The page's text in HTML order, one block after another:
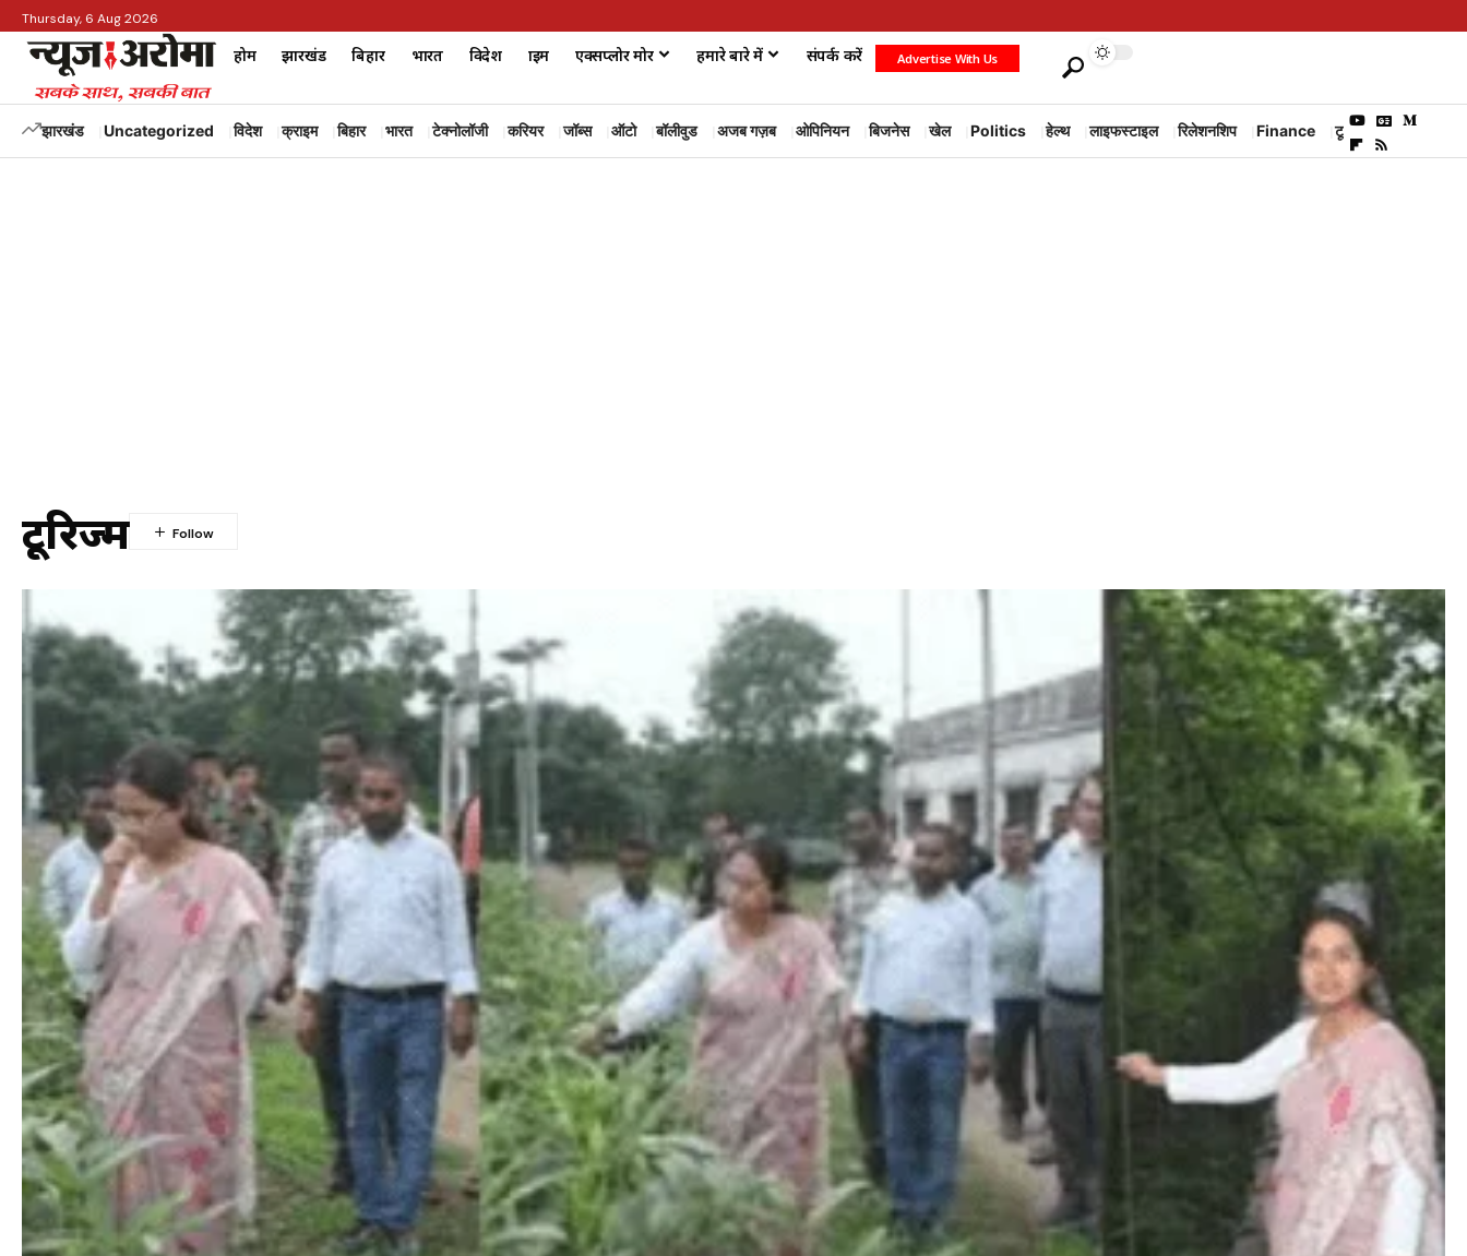
Thursday, 6 Aug 2026
होम झारखंड बिहार भारत विदेश क्राइम एक्सप्लोर मोर हमारे बारे में संपर्क करें Advertise With Us
झारखंड Uncategorized विदेश क्राइम बिहार भारत टेक्नोलॉजी करियर जॉब्स ऑटो बॉलीवुड अजब गज़ब ओपिनियन बिजनेस खेल Politics हेल्थ लाइफस्टाइल रिलेशनशिप Finance टूरिज्म
टूरिज्म